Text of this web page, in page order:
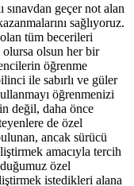
geçer not alan
sağlıyoruz.
tüm becerileri
olursa olsun her bir
öğrenme
ile sabırlı ve güler
öğrenmenizi
değil, daha önce
de özel
ancak sürücü
amacıyla tercih
özel
istedikleri alana